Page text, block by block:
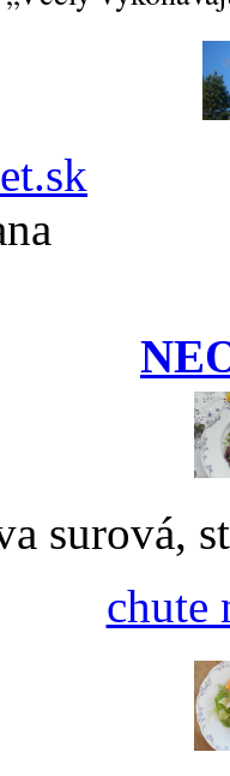
surová,
chute